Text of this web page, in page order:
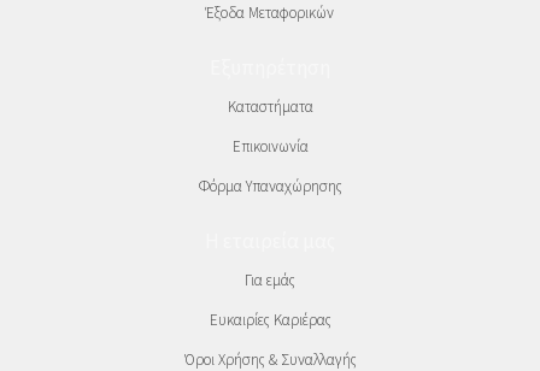
Έξοδα Μεταφορικών
Καταστήματα
Επικοινωνία
Φόρμα Υπαναχώρησης
Για εμάς
Ευκαιρίες Καριέρας
Όροι Χρήσης & Συναλλαγής